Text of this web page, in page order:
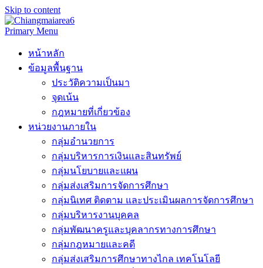
Skip to content
Primary Menu
หน้าหลัก
ข้อมูลพื้นฐาน
ประวัติความเป็นมา
จุดเน้น
กฎหมายที่เกี่ยวข้อง
หน่วยงานภายใน
กลุ่มอำนวยการ
กลุ่มบริหารการเงินและสินทรัพย์
กลุ่มนโยบายและแผน
กลุ่มส่งเสริมการจัดการศึกษา
กลุ่มนิเทศ ติดตาม และประเมินผลการจัดการศึกษา
กลุ่มบริหารงานบุคคล
กลุ่มพัฒนาครูและบุคลากรทางการศึกษา
กลุ่มกฎหมายและคดี
กลุ่มส่งเสริมการศึกษาทางไกล เทคโนโลยี